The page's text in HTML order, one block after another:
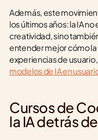
Además, este
los últimos años: la IA
creatividad, sino
entender mejor cómo
experiencias de
modelos de IA en
Cursos de
la IA detrás